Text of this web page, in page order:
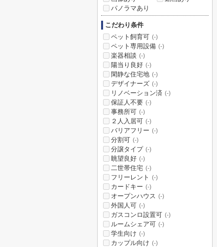
パノラマあり
こだわり条件
ペット飼育可 (-)
ペット専用設備 (-)
楽器相談 (-)
陽当り良好 (-)
閑静な住宅地 (-)
デザイナーズ (-)
リノベーション済 (-)
保証人不要 (-)
事務所可 (-)
２人入居可 (-)
バリアフリー (-)
分割可 (-)
分譲タイプ (-)
眺望良好 (-)
二世帯住宅 (-)
フリーレント (-)
カードキー (-)
オープンハウス (-)
外国人可 (-)
ガスコンロ設置可 (-)
ルームシェア可 (-)
学生向け (-)
カップル向け (-)